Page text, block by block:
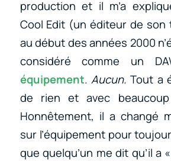
production et il m’a
Cool Edit (un éditeur de son
au début des années 2000
considéré comme un
équipement. Aucun. Tout a
de rien et avec
Honnêtement, il a changé
sur l’équipement pour
que quelqu’un me dit qu’il a